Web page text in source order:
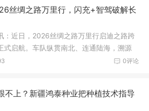
丝绸之路万里行，闪充+智驾破解长
近日，2026丝绸之路万里行启迪之路跨
式启航。车队纵贯南北、连通陆海，溯源
0评论
不上？新疆鸿泰种业把种植技术指导